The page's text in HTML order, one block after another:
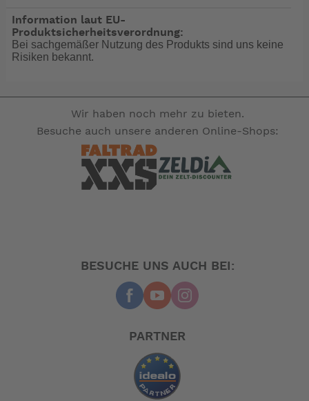
Information laut EU-
Produktsicherheitsverordnung:
Bei sachgemäßer Nutzung des Produkts sind uns keine
Risiken bekannt.
Wir haben noch mehr zu bieten.
Besuche auch unsere anderen Online-Shops:
BESUCHE UNS AUCH BEI:
PARTNER